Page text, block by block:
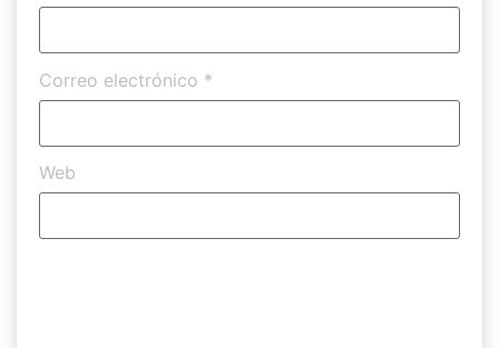
Correo electrónico *
Web